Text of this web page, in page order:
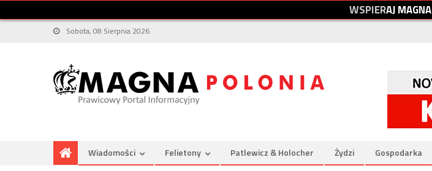
WSPIERAJMAGNA
Sobota, 08 Sierpnia 2026
Wiadomości Felietony Patlewicz & Holocher Żydzi Gospodarka